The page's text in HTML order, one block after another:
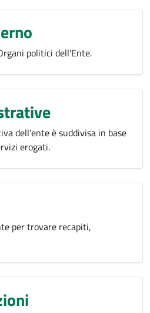
politici dell'Ente.
dell'ente è suddivisa in base
erogati.
per trovare recapiti,